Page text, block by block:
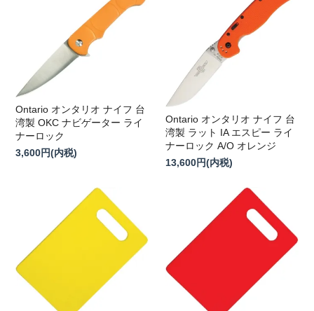
Ontario オンタリオ ナイフ 台
湾製 OKC ナビゲーター ライ
ナーロック
3,600円(内税)
Ontario オンタリオ ナイフ 台
湾製 ラット IA エスピー ライ
ナーロック A/O オレンジ
13,600円(内税)